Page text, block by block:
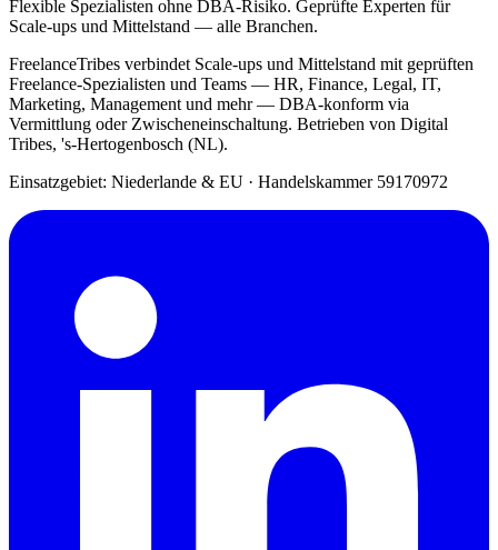
Flexible Spezialisten ohne DBA-Risiko. Geprüfte Experten für
Scale-ups und Mittelstand — alle Branchen.
FreelanceTribes verbindet Scale-ups und Mittelstand mit geprüften
Freelance-Spezialisten und Teams — HR, Finance, Legal, IT,
Marketing, Management und mehr — DBA-konform via
Vermittlung oder Zwischeneinschaltung. Betrieben von Digital
Tribes, 's-Hertogenbosch (NL).
Einsatzgebiet: Niederlande & EU · Handelskammer 59170972